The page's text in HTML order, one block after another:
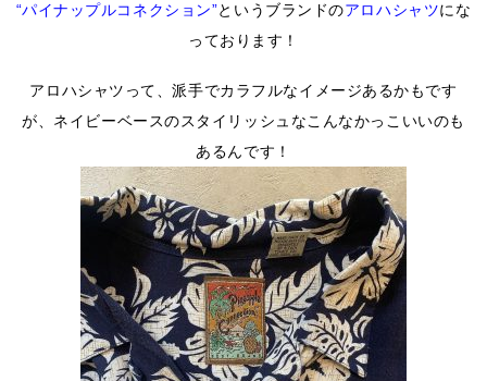
“パイナップルコネクション”というブランドのアロハシャツにな
っております！
アロハシャツって、派手でカラフルなイメージあるかもです
が、ネイビーベースのスタイリッシュなこんなかっこいいのも
あるんです！